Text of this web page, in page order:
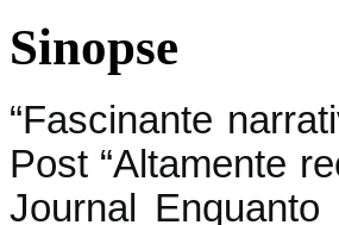
Sinopse
“Fascinante
Post “Altamente
Journal